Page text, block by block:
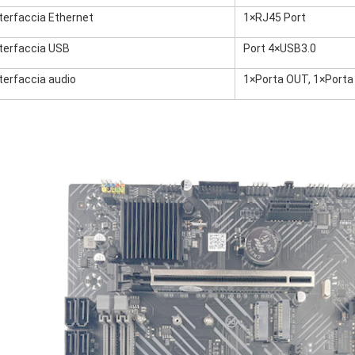
Ethernet 1×RJ45 Port
USB Port 4×USB3.0
audio 1×Porta OUT, 1×Porta